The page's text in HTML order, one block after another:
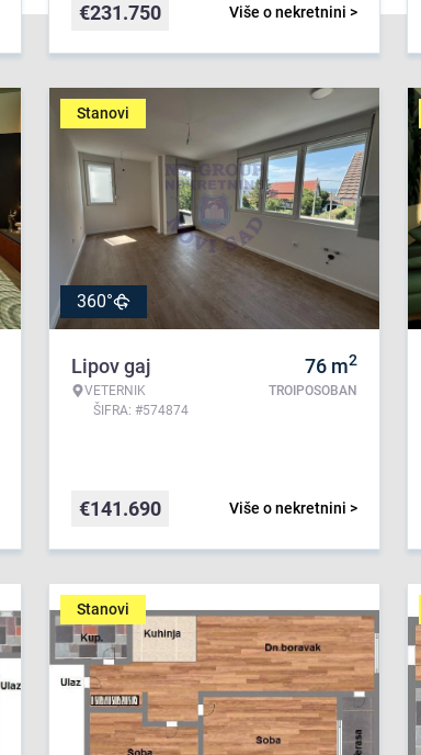
Više o nekretnini >
€231.750
Stanovi
360°
Lipov gaj
VETERNIK
ŠIFRA: #574874
76 m2
TROIPOSOBAN
Više o nekretnini >
€141.690
Stanovi